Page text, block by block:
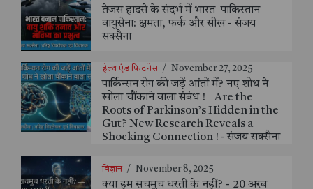
तेजस हादसे के संदर्भ में भारत–पाकिस्तान
वायुसेना: क्षमता, फर्क और सीख - संजय
सक्सैना
हेल्थ एंड फिटनेस / November 27, 2025
पार्किन्सन रोग की जड़ें आंतों में? नए शोध ने
खोला चौंकाने वाला संबंध ! | Are the
Roots of Parkinson’s Hidden in the
Gut? New Research Reveals a
Shocking Connection ! - संजय सक्सैना
विज्ञान / November 8, 2025
क्या हम सचमुच धरती के नहीं? - 20 अरब